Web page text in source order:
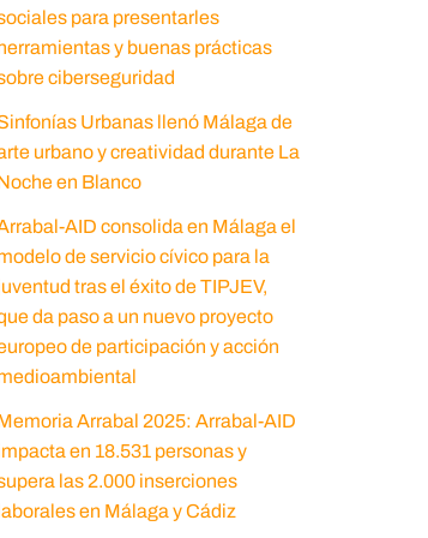
para presentarles
y buenas prácticas
ciberseguridad
Urbanas llenó Málaga de
urbano y creatividad durante La
en Blanco
AID consolida en Málaga el
de servicio cívico para la
tras el éxito de TIPJEV,
da paso a un nuevo proyecto
de participación y acción
Arrabal 2025: Arrabal-AID
en 18.531 personas y
las 2.000 inserciones
en Málaga y Cádiz